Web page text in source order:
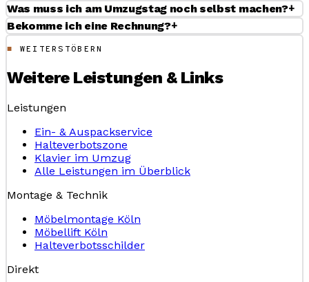
Was muss ich am Umzugstag noch selbst machen?+
Bekomme ich eine Rechnung?+
WEITERSTÖBERN
Weitere Leistungen & Links
Leistungen
Ein- & Auspackservice
Halteverbotszone
Klavier im Umzug
Alle Leistungen im Überblick
Montage & Technik
Möbelmontage Köln
Möbellift Köln
Halteverbotsschilder
Direkt